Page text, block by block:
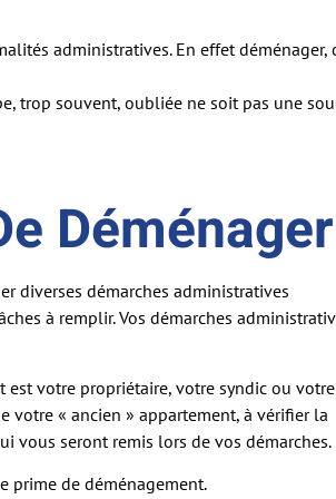
administratives. En effet déménager,
trop souvent, oubliée ne soit pas une
diverses démarches administratives
à remplir. Vos démarches
votre propriétaire, votre syndic ou votre
votre « ancien » appartement, à vérifier la
vous seront remis lors de vos démarches.
prime de déménagement.